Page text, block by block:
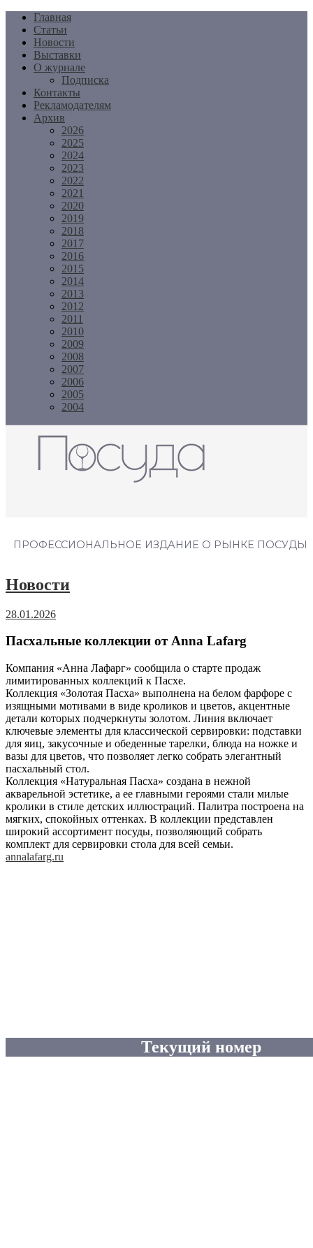
Перейти
содержимому
Главная
Статьи
Новости
Выставки
О журнале
Подписка
Контакты
Рекламодателям
Архив
2026
2025
2024
2023
2022
2021
2020
2019
2018
2017
2016
2015
2014
2013
2012
2011
2010
2009
2008
2007
2006
2005
2004
ПРОФЕССИОНАЛЬНОЕ ИЗДАНИЕ О РЫНКЕ ПОСУДЫ
Новости
28.01.2026
Пасхальные коллекции от Anna Lafarg
Компания «Анна Лафарг» сообщила о старте продаж
лимитированных коллекций к Пасхе.
Коллекция «Золотая Пасха» выполнена на белом фарфоре с
изящными мотивами в виде кроликов и цветов, акцентные
детали которых подчеркнуты золотом. Линия включает
ключевые элементы для классической сервировки: подставки
для яиц, закусочные и обеденные тарелки, блюда на ножке и
вазы для цветов, что позволяет легко собрать элегантный
пасхальный стол.
Коллекция «Натуральная Пасха» создана в нежной
акварельной эстетике, а ее главными героями стали милые
кролики в стиле детских иллюстраций. Палитра построена на
мягких, спокойных оттенках. В коллекции представлен
широкий ассортимент посуды, позволяющий собрать
комплект для сервировки стола для всей семьи.
annalafarg.ru
Текущий номер